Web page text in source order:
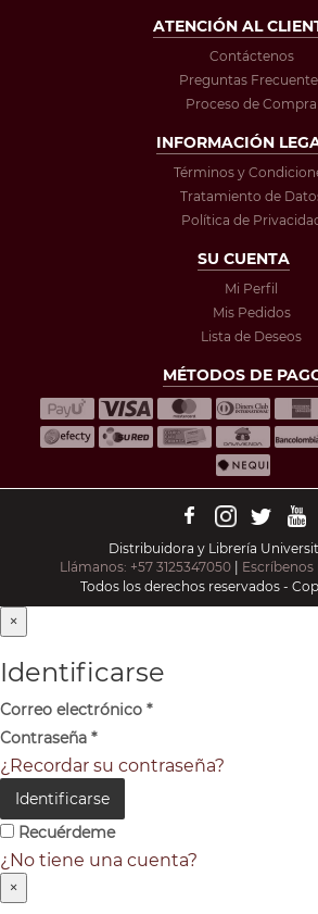
ATENCIÓN AL
Contáctenos
Preguntas
Proceso de Compra
INFORMACIÓN
Términos y
Tratamiento de
Política de
SU CUENTA
Mi Perfil
Mis Pedidos
Lista de Deseos
MÉTODOS DE
Distribuidora y Librería
Llámanos: +57 3125347050 |
Todos los derechos reservados -
×
Identificarse
Correo electrónico *
Contraseña *
¿Recordar su contraseña?
Identificarse
Recuérdeme
¿No tiene una cuenta?
×